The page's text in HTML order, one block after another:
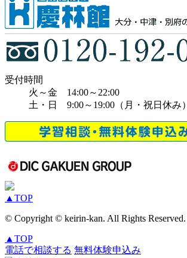
受付時間
火～金 14:00～22:00
土・日 9:00～19:00（月・祝日休み）
▲ TOP
© Copyright © keirin-kan. All Rights Reserved.
▲ TOP
電話で相談する 無料体験申込み